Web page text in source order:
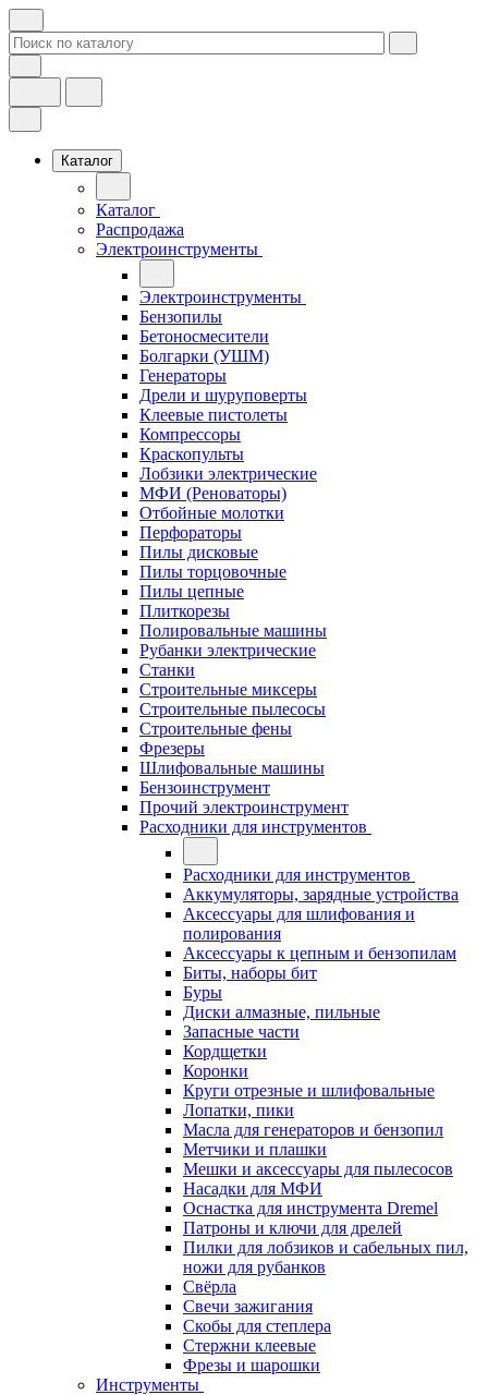
Каталог
Каталог
Распродажа
Электроинструменты
Электроинструменты
Бензопилы
Бетоносмесители
Болгарки (УШМ)
Генераторы
Дрели и шуруповерты
Клеевые пистолеты
Компрессоры
Краскопульты
Лобзики электрические
МФИ (Реноваторы)
Отбойные молотки
Перфораторы
Пилы дисковые
Пилы торцовочные
Пилы цепные
Плиткорезы
Полировальные машины
Рубанки электрические
Станки
Строительные миксеры
Строительные пылесосы
Строительные фены
Фрезеры
Шлифовальные машины
Бензоинструмент
Прочий электроинструмент
Расходники для инструментов
Расходники для инструментов
Аккумуляторы, зарядные устройства
Аксессуары для шлифования и
полирования
Аксессуары к цепным и бензопилам
Биты, наборы бит
Буры
Диски алмазные, пильные
Запасные части
Кордщетки
Коронки
Круги отрезные и шлифовальные
Лопатки, пики
Масла для генераторов и бензопил
Метчики и плашки
Мешки и аксессуары для пылесосов
Насадки для МФИ
Оснастка для инструмента Dremel
Патроны и ключи для дрелей
Пилки для лобзиков и сабельных пил,
ножи для рубанков
Свёрла
Свечи зажигания
Скобы для степлера
Стержни клеевые
Фрезы и шарошки
Инструменты